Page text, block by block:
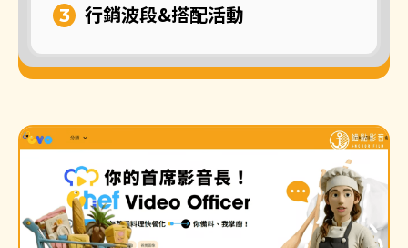
行銷波段&搭配活動